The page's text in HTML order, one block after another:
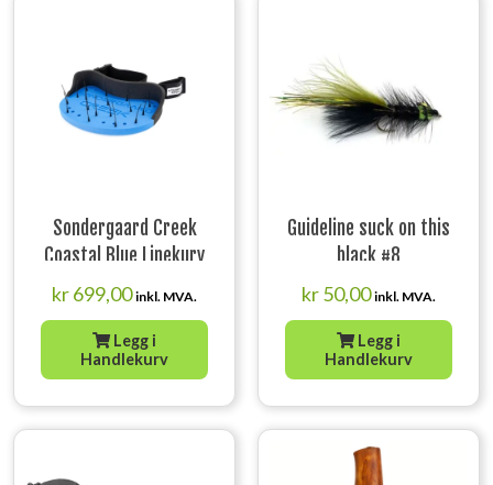
Sondergaard Creek
Coastal Blue Linekurv
kr699,00 inkl. MVA.
Legg i
Handlekurv
Guideline suck on this
black #8
kr50,00 inkl. MVA.
Legg i
Handlekurv